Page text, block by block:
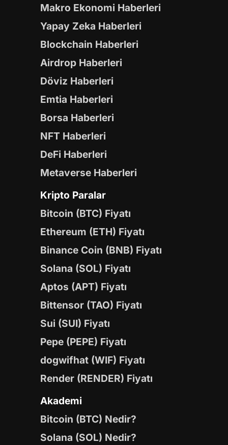
Makro Ekonomi Haberleri
Yapay Zeka Haberleri
Blockchain Haberleri
Airdrop Haberleri
Döviz Haberleri
Emtia Haberleri
Borsa Haberleri
NFT Haberleri
DeFi Haberleri
Metaverse Haberleri
Kripto Paralar
Bitcoin (BTC) Fiyatı
Ethereum (ETH) Fiyatı
Binance Coin (BNB) Fiyatı
Solana (SOL) Fiyatı
Aptos (APT) Fiyatı
Bittensor (TAO) Fiyatı
Sui (SUI) Fiyatı
Pepe (PEPE) Fiyatı
dogwifhat (WIF) Fiyatı
Render (RENDER) Fiyatı
Akademi
Bitcoin (BTC) Nedir?
Solana (SOL) Nedir?